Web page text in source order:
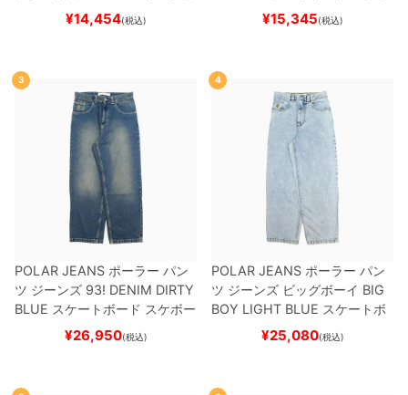
（トリック用）
ード スケボー
¥14,454(税込) ¥15,345(税込)
3
POLAR JEANS ポーラー パン
ツ ジーンズ 93! DENIM DIRTY
BLUE スケートボード スケボー
¥26,950(税込)
4
POLAR JEANS ポーラー パン
ツ ジーンズ ビッグボーイ BIG
BOY LIGHT BLUE スケートボ
ード スケボー
¥25,080(税込)